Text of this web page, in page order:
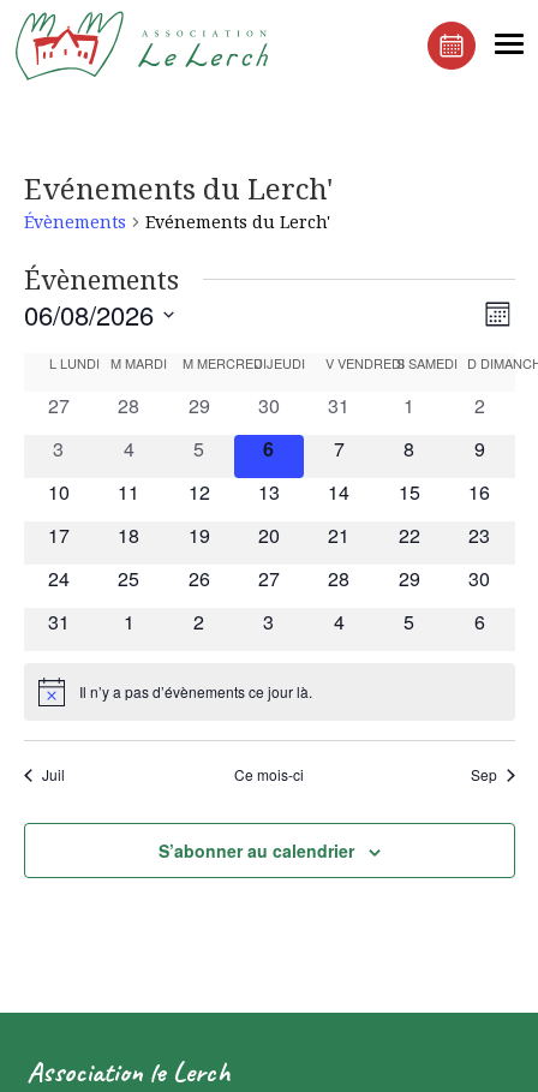
Le Lerchenberg Association à Mulhouse Dornach
Réserver
Evénements du Lerch'
Évènements Evénements du Lerch'
Évènements
Mois
06/08/2026
date.
Calendrier
de
L LUNDI MMARDI MMERCREDI
JJEUDI VVENDREDISSAMEDI D
0
27
0
28
0
évènements
29
0
évènements
30
0
31
0
1
0
2
0
3
0
4
0
évènements
5
0
évènements
6
0
7
0
8
0
9
0
10
0
11
0
12
0
13
0
14
0
15
0
16
0
17
0
18
0
19
0
20
0
21
0
22
0
23
0
24
0
25
0
26
0
27
0
28
0
29
0
30
0
31
0
1
0
2
0
3
0
4
0
5
0
6
Notice Il n’y a pas d’évènements ce jour là.
Juil Ce mois-ci Sep
S’abonner au calendrier
Association le Lerch